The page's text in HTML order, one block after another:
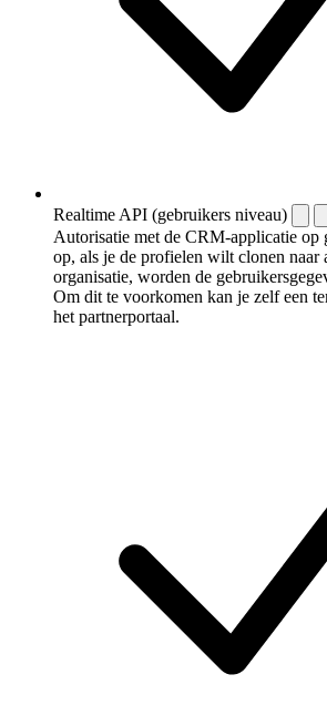
Realtime API (gebruikers niveau)
Autorisatie met de CRM-applicatie op
op, als je de profielen wilt clonen naar
organisatie, worden de
Om dit te voorkomen kan je zelf een
het partnerportaal.